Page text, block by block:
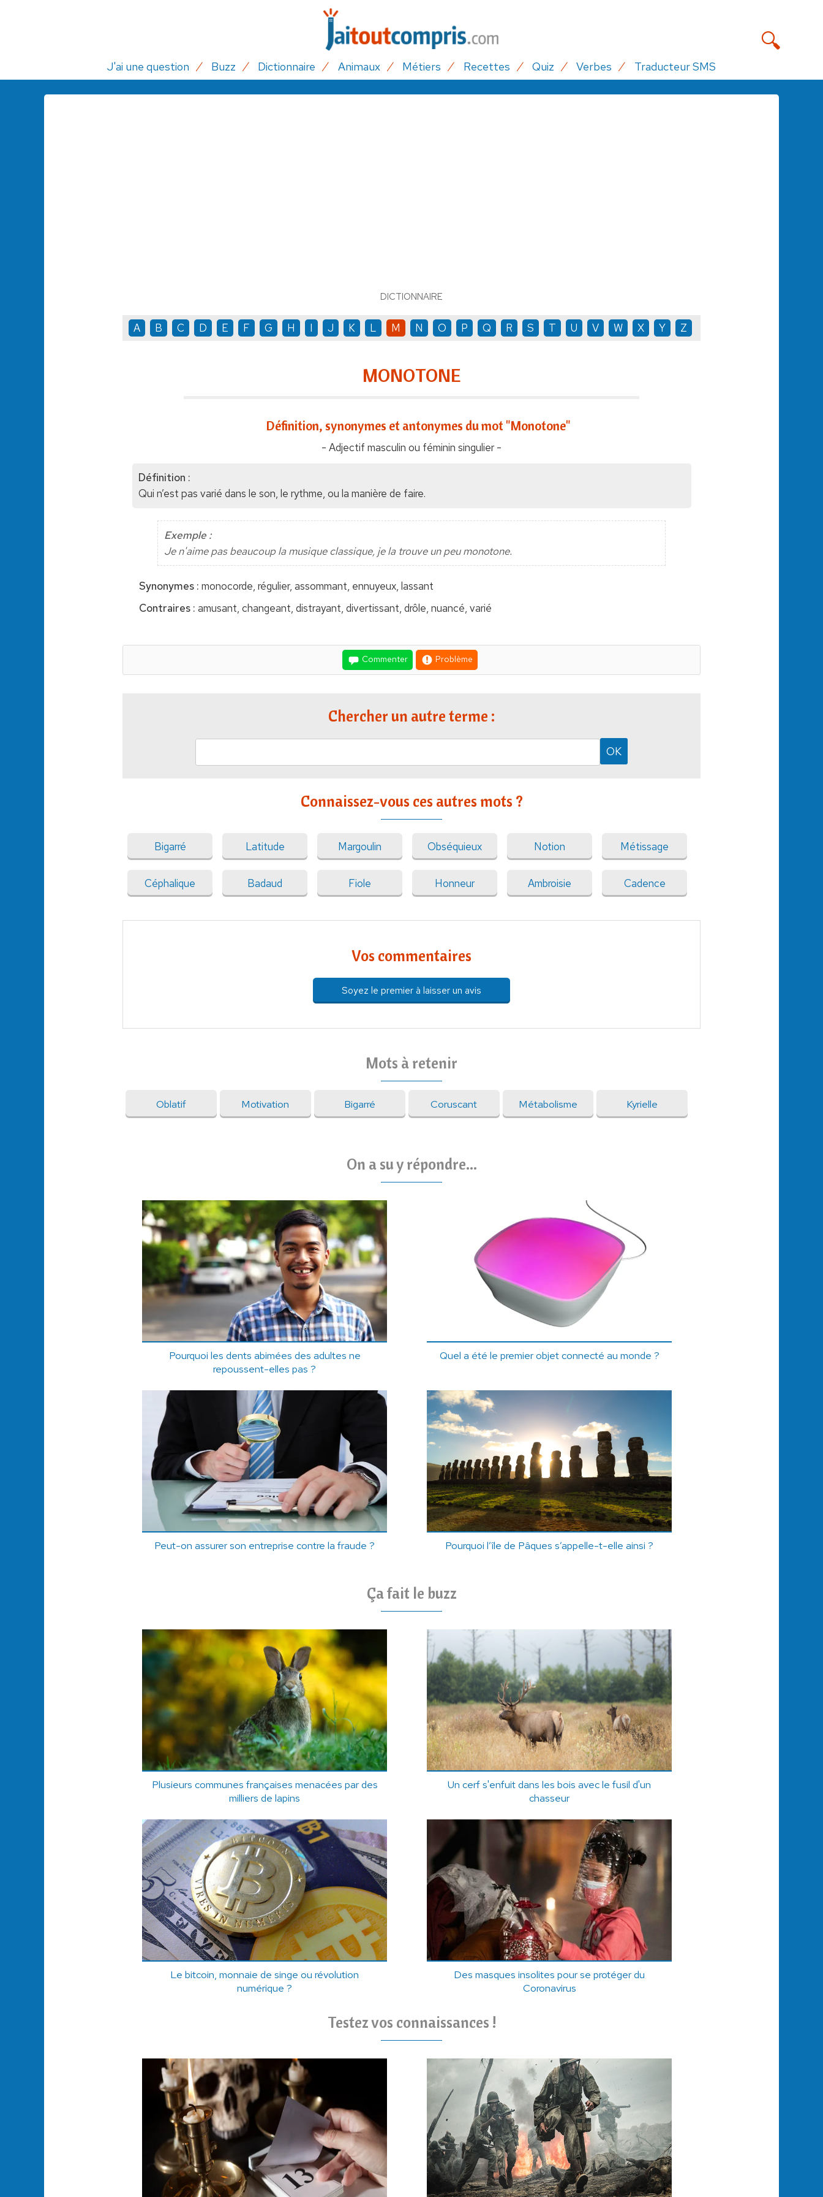
J'ai une question Buzz Dictionnaire Animaux Métiers Recettes Quiz Verbes Traducteur SMS
DICTIONNAIRE
A B C D E F G H I J K L M N O P Q R S T U V W X Y Z
MONOTONE
Définition, synonymes et antonymes du mot "Monotone"
- Adjectif masculin ou féminin singulier -
Définition :
Qui n’est pas varié dans le son, le rythme, ou la manière de faire.
Exemple :
Je n'aime pas beaucoup la musique classique, je la trouve un peu monotone.
Synonymes : monocorde, régulier, assommant, ennuyeux, lassant
Contraires : amusant, changeant, distrayant, divertissant, drôle, nuancé, varié
Commenter Problème
Chercher un autre terme :
Connaissez-vous ces autres mots ?
Bigarré Latitude Margoulin Obséquieux Notion Métissage
Céphalique Badaud Fiole Honneur Ambroisie Cadence
Vos commentaires
Soyez le premier à laisser un avis
Mots à retenir
Oblatif Motivation Bigarré Coruscant Métabolisme Kyrielle
On a su y répondre...
Pourquoi les dents abimées des adultes ne
repoussent-elles pas ?
Quel a été le premier objet connecté au monde ?
Peut-on assurer son entreprise contre la fraude ? Pourquoi l’île de Pâques s’appelle-t-elle ainsi ?
Ça fait le buzz
Plusieurs communes françaises menacées par des
milliers de lapins
Un cerf s'enfuit dans les bois avec le fusil d'un
chasseur
Le bitcoin, monnaie de singe ou révolution
numérique ?
Des masques insolites pour se protéger du
Coronavirus
Testez vos connaissances !